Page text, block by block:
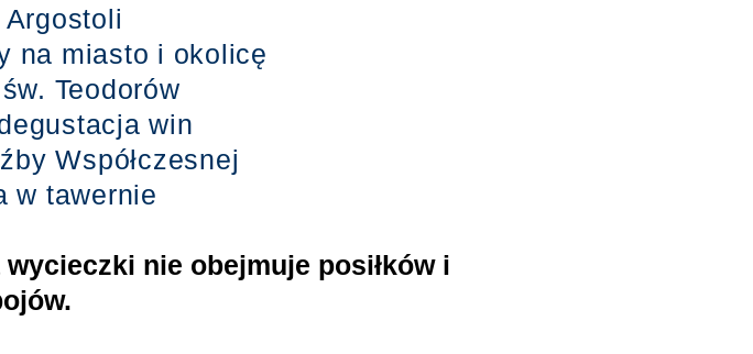
na miasto i okolicę
Teodorów
win
Współczesnej
w tawernie
nie obejmuje posiłków i